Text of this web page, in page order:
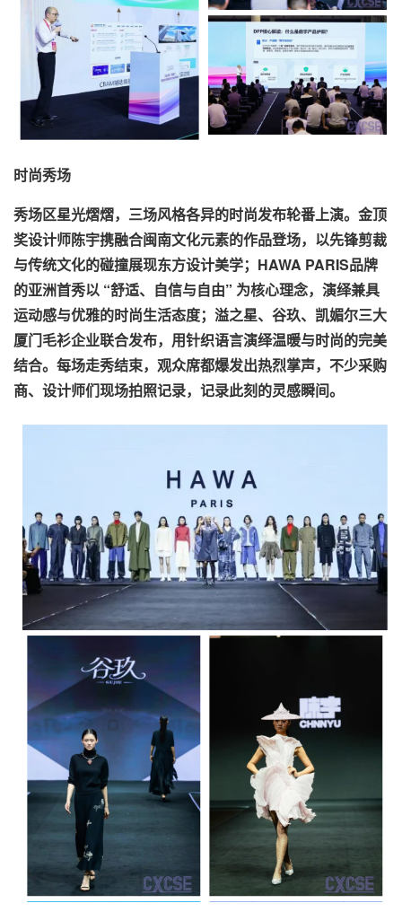
时尚秀场
秀场区星光熠熠，三场风格各异的时尚发布轮番上演。金顶
奖设计师陈宇携融合闽南文化元素的作品登场，以先锋剪裁
与传统文化的碰撞展现东方设计美学；HAWA PARIS品牌
的亚洲首秀以 “舒适、自信与自由” 为核心理念，演绎兼具
运动感与优雅的时尚生活态度；溢之星、谷玖、凯媚尔三大
厦门毛衫企业联合发布，用针织语言演绎温暖与时尚的完美
结合。每场走秀结束，观众席都爆发出热烈掌声，不少采购
商、设计师们现场拍照记录，记录此刻的灵感瞬间。